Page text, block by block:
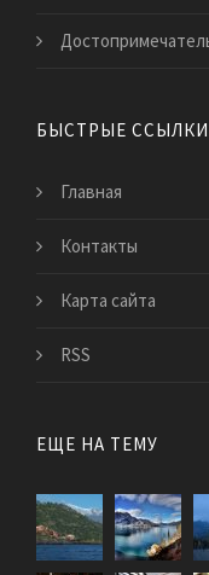
БЫСТРЫЕ ССЫЛКИ
Главная
Контакты
Карта сайта
RSS
ЕЩЕ НА ТЕМУ